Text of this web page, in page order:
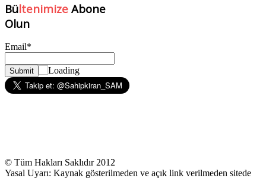
Bültenimize Abone
Olun
Email*
© Tüm Hakları Saklıdır 2012
Yasal Uyarı: Kaynak gösterilmeden ve açık link verilmeden sitede